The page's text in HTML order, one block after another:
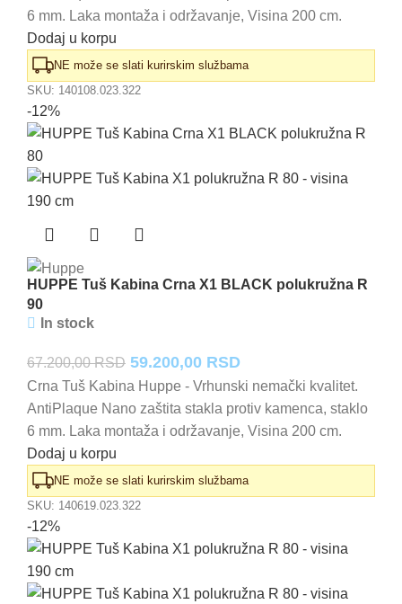
bila:
76.600,00 RSD.
67.400,00 RSD.
6 mm. Laka montaža i održavanje, Visina 200 cm.
Dodaj u korpu
NE može se slati kurirskim službama
SKU: 140108.023.322
-12%
HUPPE Tuš Kabina Crna X1 BLACK polukružna R
90
In stock
67.200,00RSD Originalna
cena
je
bila:
67.200,00 RSD.
59.200,00 RSDTrenutna
cena
je:
59.200,00 RSD.
Crna Tuš Kabina Huppe - Vrhunski nemački kvalitet.
AntiPlaque Nano zaštita stakla protiv kamenca, staklo
6 mm. Laka montaža i održavanje, Visina 200 cm.
Dodaj u korpu
NE može se slati kurirskim službama
SKU: 140619.023.322
-12%